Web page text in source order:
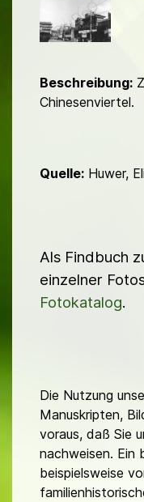
l
d
Beschreibung:
Chinesenviertel.
Quelle: Huwer,
Als Findbuch
einzelner
Fotokatalog.
Die Nutzung
Manuskripten,
voraus, daß Sie
nachweisen. Ein
beispielsweise